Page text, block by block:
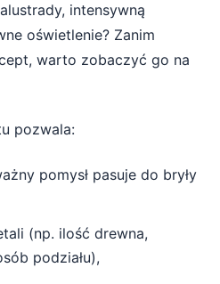
intensywną
oświetlenie? Zanim
warto zobaczyć go na
pozwala:
pomysł pasuje do bryły
(np. ilość drewna,
podziału),